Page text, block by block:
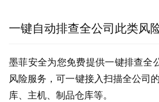
一键自动排查全公司此类风
墨菲安全为您免费提供一键排查全
风险服务，可一键接入扫描全公司
库、主机、制品仓库等。